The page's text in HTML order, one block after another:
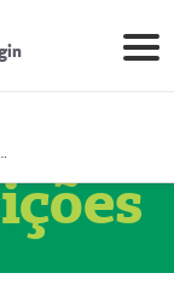
MÉDICOS LTDA (54003267-5)